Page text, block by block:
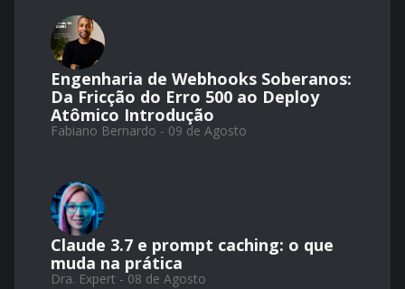
Engenharia de Webhooks Soberanos:
Da Fricção do Erro 500 ao Deploy
Atômico Introdução
Fabiano Bernardo - 09 de Agosto
Claude 3.7 e prompt caching: o que
muda na prática
Dra. Expert - 08 de Agosto